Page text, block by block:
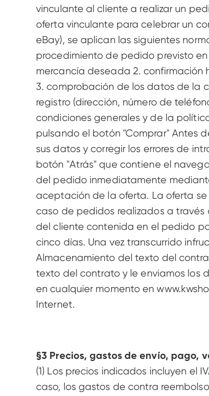
vinculante al cliente a realizar un
oferta vinculante para celebrar un
eBay), se aplican las siguientes
procedimiento de pedido previsto
mercancía deseada 2. confirmación
3. comprobación de los datos de la
registro (dirección, número de
condiciones generales y de la
pulsando el botón "Comprar" Antes
sus datos y corregir los errores de
botón "Atrás" que contiene el
del pedido inmediatamente
aceptación de la oferta. La oferta
caso de pedidos realizados a
del cliente contenida en el pedido
cinco días. Una vez transcurrido
Almacenamiento del texto del
texto del contrato y le enviamos los
en cualquier momento en
Internet.
§3 Precios, gastos de envío, pago,
(1) Los precios indicados incluyen el
caso, los gastos de contra